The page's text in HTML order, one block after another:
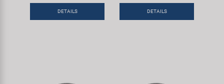
DETAILS DETAILS